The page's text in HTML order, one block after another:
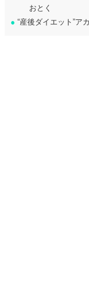
おとく
● “産後ダイエット”ア